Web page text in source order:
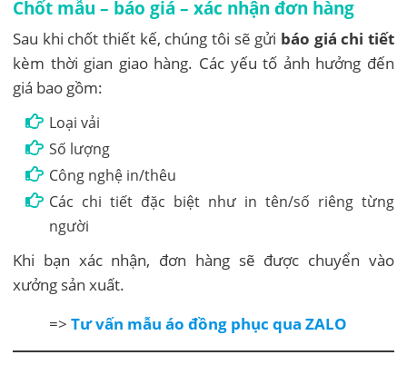
Chốt mẫu – báo giá – xác nhận đơn hàng
Sau khi chốt thiết kế, chúng tôi sẽ gửi báo giá chi tiết
kèm thời gian giao hàng. Các yếu tố ảnh hưởng đến
giá bao gồm:
Loại vải
Số lượng
Công nghệ in/thêu
Các chi tiết đặc biệt như in tên/số riêng từng
người
Khi bạn xác nhận, đơn hàng sẽ được chuyển vào
xưởng sản xuất.
=>Tư vấn mẫu áo đồng phục qua ZALO